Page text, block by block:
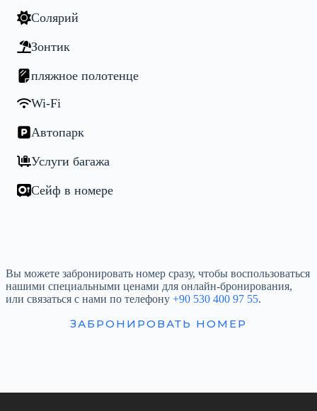
Солярий
Зонтик
пляжное полотенце
Wi-Fi
Автопарк
Услуги багажа
Сейф в номере
Вы можете забронировать номер сразу, чтобы воспользоваться
нашими специальными ценами для онлайн-бронирования,
или связаться с нами по телефону +90 530 400 97 55.
ЗАБРОНИРОВАТЬ НОМЕР